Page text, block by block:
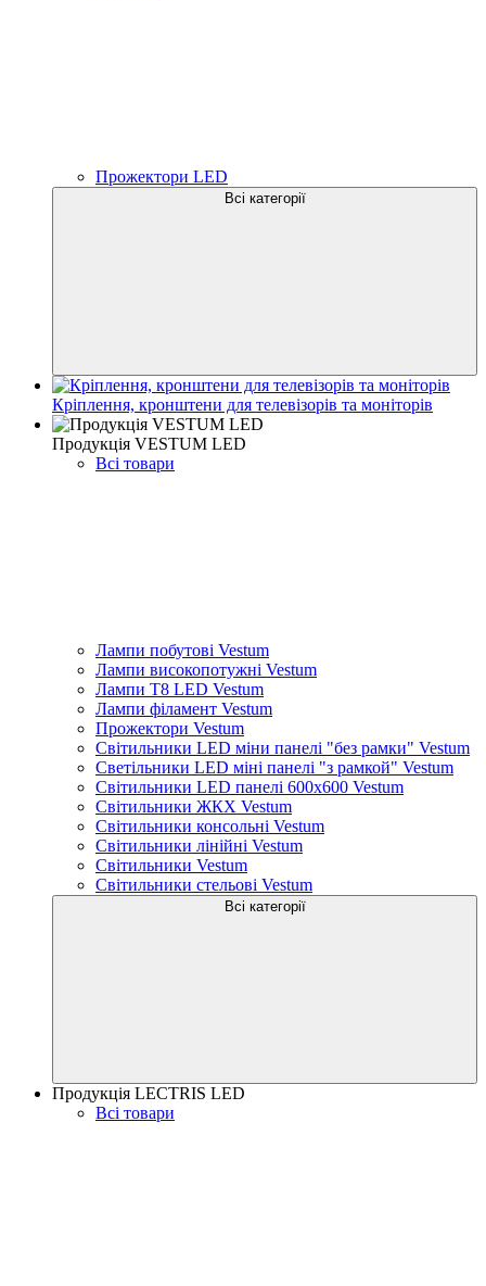
Прожектори LED
Всі категорії
Кріплення, кронштени для телевізорів та моніторів
Продукція VESTUM LED
Всі товари
Лампи побутові Vestum
Лампи високопотужні Vestum
Лампи Т8 LED Vestum
Лампи філамент Vestum
Прожектори Vestum
Світильники LED міни панелі "без рамки" Vestum
Светільники LED міні панелі "з рамкой" Vestum
Світильники LED панелі 600х600 Vestum
Світильники ЖКХ Vestum
Світильники консольні Vestum
Світильники лінійні Vestum
Світильники Vestum
Світильники стельові Vestum
Всі категорії
Продукція LECTRIS LED
Всі товари